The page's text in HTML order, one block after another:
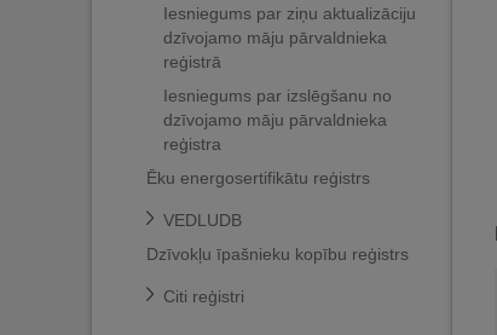
Iesniegums par ziņu aktualizāciju
dzīvojamo māju pārvaldnieka
reģistrā
Iesniegums par izslēgšanu no
dzīvojamo māju pārvaldnieka
reģistra
Ēku energosertifikātu reģistrs
VEDLUDB
Dzīvokļu īpašnieku kopību reģistrs
Citi reģistri